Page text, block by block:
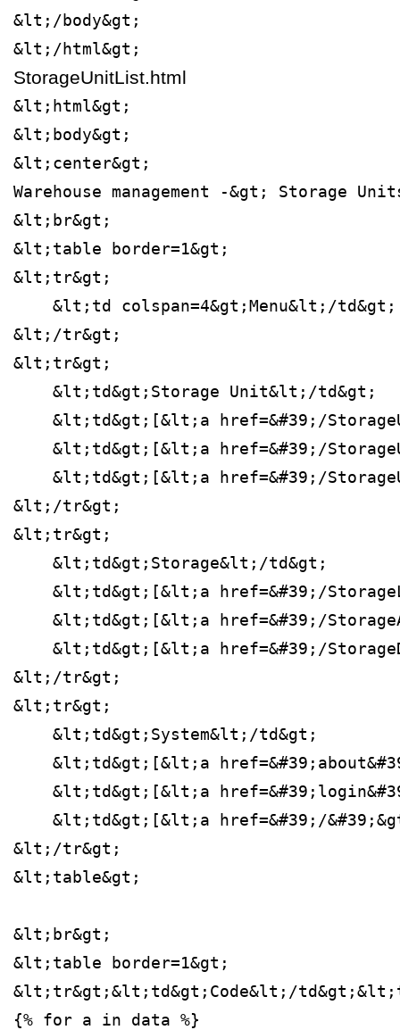
&lt;/body&gt;
&lt;/html&gt;
StorageUnitList.html
&lt;html&gt;
&lt;body&gt;
&lt;center&gt;
Warehouse management -&gt; Storage
&lt;br&gt;
&lt;table border=1&gt;
&lt;tr&gt;
    &lt;td colspan=4&gt;Menu&lt;/td&gt;
&lt;/tr&gt;
&lt;tr&gt;
    &lt;td&gt;Storage Unit&lt;/td&gt;
&lt;td&gt;[&lt;a href=&#39;/
&lt;td&gt;[&lt;a href=&#39;/
&lt;td&gt;[&lt;a href=&#39;/
&lt;/tr&gt;
&lt;tr&gt;
    &lt;td&gt;Storage&lt;/td&gt;
&lt;td&gt;[&lt;a href=&#39;/
&lt;td&gt;[&lt;a href=&#39;/
&lt;td&gt;[&lt;a href=&#39;/
&lt;/tr&gt;
&lt;tr&gt;
    &lt;td&gt;System&lt;/td&gt;
&lt;td&gt;[&lt;a
&lt;td&gt;[&lt;a
&lt;td&gt;[&lt;a href=&#39;/
&lt;/tr&gt;
&lt;table&gt;
&lt;br&gt;
&lt;table border=1&gt;
&lt;tr&gt;&lt;td&gt;Code&lt;/
{% for a in data %}